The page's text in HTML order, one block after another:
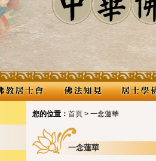
您的位置： 首頁 > 一念蓮華
一念蓮華